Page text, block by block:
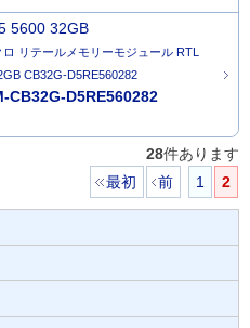
5600 32GB
リテールメモリーモジュール RTL
CB32G-D5RE560282
CB32G-D5RE560282
28件あります
最初
前 1 2